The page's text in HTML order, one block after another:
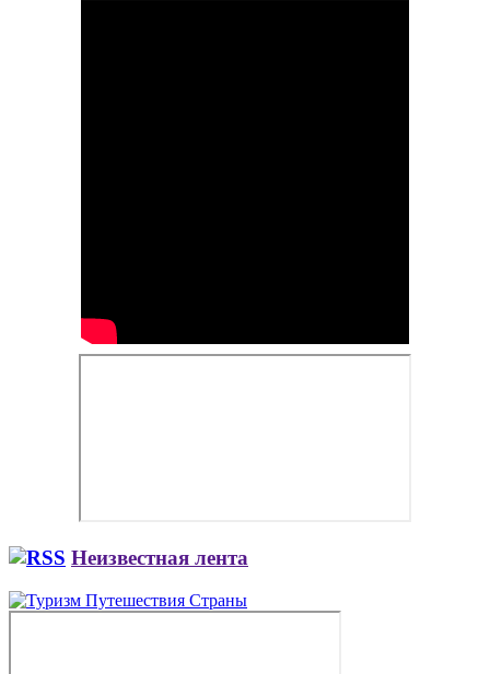
Неизвестная лента